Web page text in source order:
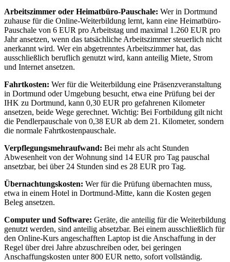
Arbeitszimmer oder Heimatbüro-Pauschale: Wer in Dortmund
zuhause für die Online-Weiterbildung lernt, kann eine Heimatbüro-
Pauschale von 6 EUR pro Arbeitstag und maximal 1.260 EUR pro
Jahr ansetzen, wenn das tatsächliche Arbeitszimmer steuerlich nicht
anerkannt wird. Wer ein abgetrenntes Arbeitszimmer hat, das
ausschließlich beruflich genutzt wird, kann anteilig Miete, Strom
und Internet ansetzen.
Fahrtkosten: Wer für die Weiterbildung eine Präsenzveranstaltung
in Dortmund oder Umgebung besucht, etwa eine Prüfung bei der
IHK zu Dortmund, kann 0,30 EUR pro gefahrenen Kilometer
ansetzen, beide Wege gerechnet. Wichtig: Bei Fortbildung gilt nicht
die Pendlerpauschale von 0,38 EUR ab dem 21. Kilometer, sondern
die normale Fahrtkostenpauschale.
Verpflegungsmehraufwand: Bei mehr als acht Stunden
Abwesenheit von der Wohnung sind 14 EUR pro Tag pauschal
ansetzbar, bei über 24 Stunden sind es 28 EUR pro Tag.
Übernachtungskosten: Wer für die Prüfung übernachten muss,
etwa in einem Hotel in Dortmund-Mitte, kann die Kosten gegen
Beleg ansetzen.
Computer und Software: Geräte, die anteilig für die Weiterbildung
genutzt werden, sind anteilig absetzbar. Bei einem ausschließlich für
den Online-Kurs angeschafften Laptop ist die Anschaffung in der
Regel über drei Jahre abzuschreiben oder, bei geringen
Anschaffungskosten unter 800 EUR netto, sofort vollständig.